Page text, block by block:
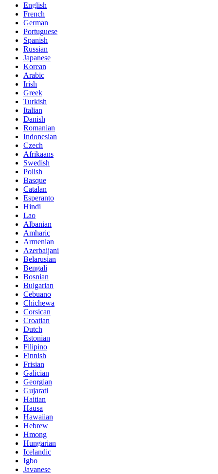
English
French
German
Portuguese
Spanish
Russian
Japanese
Korean
Arabic
Irish
Greek
Turkish
Italian
Danish
Romanian
Indonesian
Czech
Afrikaans
Swedish
Polish
Basque
Catalan
Esperanto
Hindi
Lao
Albanian
Amharic
Armenian
Azerbaijani
Belarusian
Bengali
Bosnian
Bulgarian
Cebuano
Chichewa
Corsican
Croatian
Dutch
Estonian
Filipino
Finnish
Frisian
Galician
Georgian
Gujarati
Haitian
Hausa
Hawaiian
Hebrew
Hmong
Hungarian
Icelandic
Igbo
Javanese